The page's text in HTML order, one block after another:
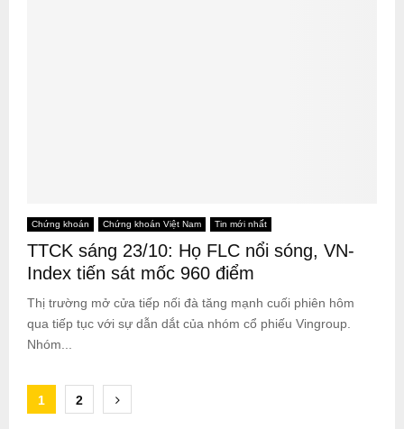
Chứng khoán Chứng khoán Việt Nam Tin mới nhất
TTCK sáng 23/10: Họ FLC nổi sóng, VN-
Index tiến sát mốc 960 điểm
Thị trường mở cửa tiếp nối đà tăng mạnh cuối phiên hôm
qua tiếp tục với sự dẫn dắt của nhóm cổ phiếu Vingroup.
Nhóm...
Posts
1 2